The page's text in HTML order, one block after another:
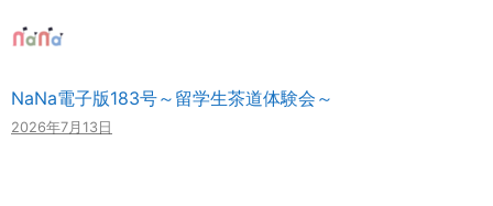
NaNa電子版183号～留学生茶道体験会～
2026年7月13日